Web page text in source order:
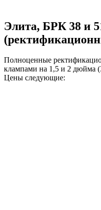
Элита, БРК 38 и
Полноценные
клампами на 1,5 и 2 дюйма
Цены следующие: